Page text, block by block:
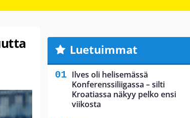
Luetuimmat
Ilves oli helisemässä
Konferenssiliigassa – silti
Kroatiassa näkyy pelko ensi
viikosta